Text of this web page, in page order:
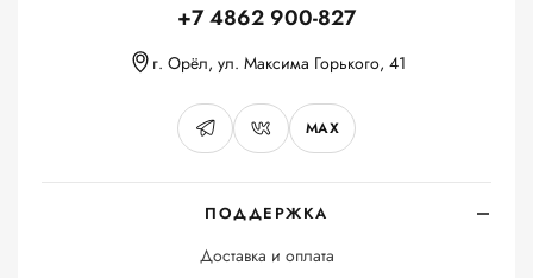
ПОДДЕРЖКА
Доставка и оплата
+7 4862 900-827
г. Орёл, ул. Максима Горького, 41
MAX